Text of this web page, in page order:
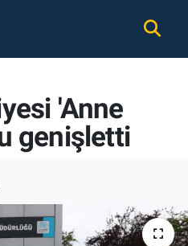
'Anne
genişletti
ve Fikstür